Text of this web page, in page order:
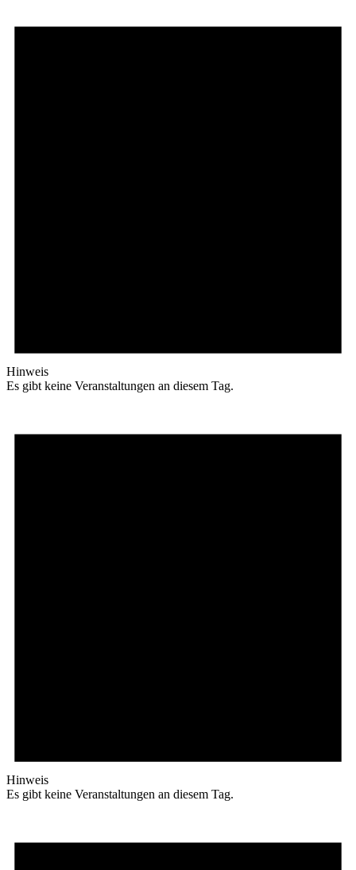
Hinweis
Es gibt keine Veranstaltungen an diesem Tag.
Hinweis
Es gibt keine Veranstaltungen an diesem Tag.